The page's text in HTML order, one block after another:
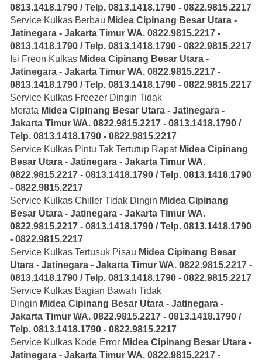
0813.1418.1790 / Telp. 0813.1418.1790 - 0822.9815.2217
Service Kulkas Berbau Midea Cipinang Besar Utara -
Jatinegara - Jakarta Timur WA. 0822.9815.2217 -
0813.1418.1790 / Telp. 0813.1418.1790 - 0822.9815.2217
Isi Freon Kulkas Midea Cipinang Besar Utara -
Jatinegara - Jakarta Timur WA. 0822.9815.2217 -
0813.1418.1790 / Telp. 0813.1418.1790 - 0822.9815.2217
Service Kulkas Freezer Dingin Tidak
Merata Midea Cipinang Besar Utara - Jatinegara -
Jakarta Timur WA. 0822.9815.2217 - 0813.1418.1790 /
Telp. 0813.1418.1790 - 0822.9815.2217
Service Kulkas Pintu Tak Tertutup Rapat Midea Cipinang
Besar Utara - Jatinegara - Jakarta Timur WA.
0822.9815.2217 - 0813.1418.1790 / Telp. 0813.1418.1790
- 0822.9815.2217
Service Kulkas Chiller Tidak Dingin Midea Cipinang
Besar Utara - Jatinegara - Jakarta Timur WA.
0822.9815.2217 - 0813.1418.1790 / Telp. 0813.1418.1790
- 0822.9815.2217
Service Kulkas Tertusuk Pisau Midea Cipinang Besar
Utara - Jatinegara - Jakarta Timur WA. 0822.9815.2217 -
0813.1418.1790 / Telp. 0813.1418.1790 - 0822.9815.2217
Service Kulkas Bagian Bawah Tidak
Dingin Midea Cipinang Besar Utara - Jatinegara -
Jakarta Timur WA. 0822.9815.2217 - 0813.1418.1790 /
Telp. 0813.1418.1790 - 0822.9815.2217
Service Kulkas Kode Error Midea Cipinang Besar Utara -
Jatinegara - Jakarta Timur WA. 0822.9815.2217 -